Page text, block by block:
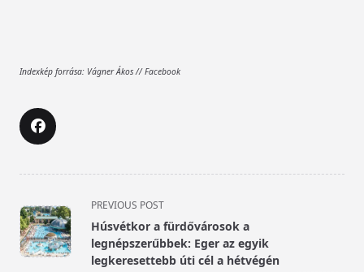
Indexkép forrása: Vágner Ákos // Facebook
<span
class="nav-
subtitle
screen-
PREVIOUS POST
Húsvétkor a fürdővárosok a
legnépszerűbbek: Eger az egyik
legkeresettebb úti cél a hétvégén